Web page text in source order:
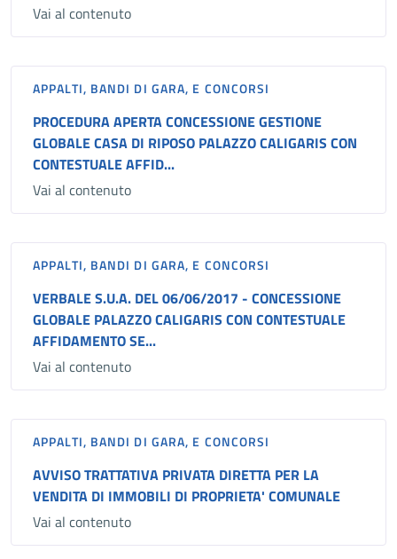
Vai al contenuto
APPALTI, BANDI DI GARA, E CONCORSI
PROCEDURA APERTA CONCESSIONE GESTIONE
GLOBALE CASA DI RIPOSO PALAZZO CALIGARIS CON
CONTESTUALE AFFID...
Vai al contenuto
APPALTI, BANDI DI GARA, E CONCORSI
VERBALE S.U.A. DEL 06/06/2017 - CONCESSIONE
GLOBALE PALAZZO CALIGARIS CON CONTESTUALE
AFFIDAMENTO SE...
Vai al contenuto
APPALTI, BANDI DI GARA, E CONCORSI
AVVISO TRATTATIVA PRIVATA DIRETTA PER LA
VENDITA DI IMMOBILI DI PROPRIETA' COMUNALE
Vai al contenuto